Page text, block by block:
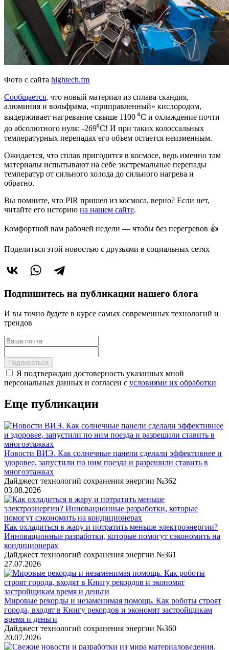
Фото с сайта hightech.fm
Сообщается, что новый материал из сплава скандия,
алюминия и вольфрама, «приправленный» кислородом,
выдерживает нагревание свыше 1100 ⁰C и охлаждение почти
до абсолютного нуля: -269⁰C! И при таких колоссальных
температурных перепадах его объем остается неизменным.
Ожидается, что сплав пригодится в космосе, ведь именно там
материалы испытывают на себе экстремальные перепады
температур от сильного холода до сильного нагрева и
обратно.
Вы помните, что PIR пришел из космоса, верно? Если нет,
читайте его историю на нашем сайте.
Комфортной вам рабочей недели — чтобы без перегревов 👍
Поделиться этой новостью с друзьями в социальных сетях
Подпишитесь на публикации нашего блога
И вы точно будете в курсе самых современных технологий и
трендов
Подписаться
Я подтверждаю достоверность указанных мной
персональных данных и согласен с условиями их обработки
Еще публикации
Новости ВИЭ. Как солнечные панели сделали эффективнее и
здоровее, запустили по ним поезда и разрешили ставить в
многоэтажках
Дайджест технологий сохранения энергии №362
03.08.2026
Как охладиться в жару и потратить меньше электроэнергии?
Инновационные разработки, которые помогут сэкономить на
кондиционерах
Дайджест технологий сохранения энергии №361
27.07.2026
Мировые рекорды и незаменимая помощь. Как роботы строят
города, входят в Книгу рекордов и экономят застройщикам
время и деньги
Дайджест технологий сохранения энергии №360
20.07.2026